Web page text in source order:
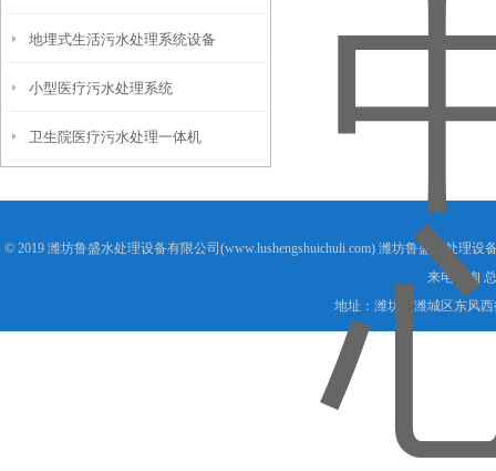
地埋式生活污水处理系统设备
小型医疗污水处理系统
卫生院医疗污水处理一体机
© 2019 潍坊鲁盛水处理设备有限公司(www.lushengshuichuli.com) 潍坊鲁盛水处理设
来电咨询
地址：潍坊市潍城区东风